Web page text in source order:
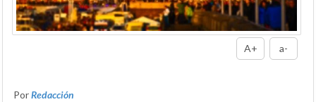
A+ a-
PorRedacción